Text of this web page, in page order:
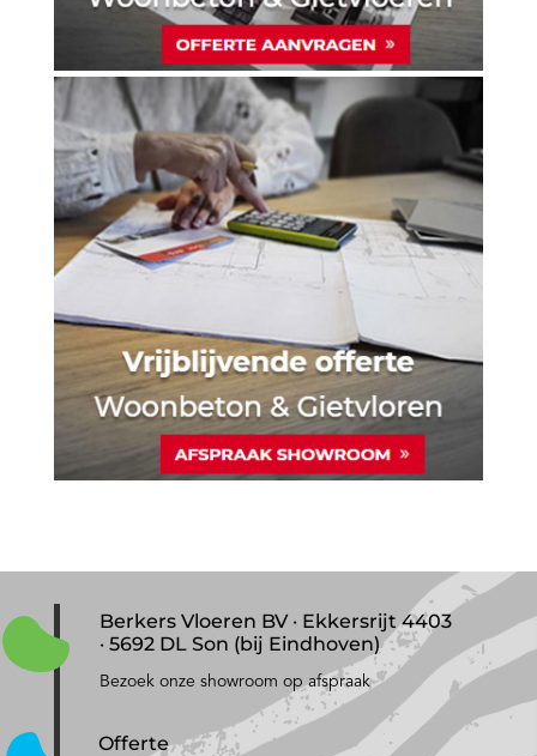
Berkers Vloeren BV · Ekkersrijt 4403
· 5692 DL Son (bij Eindhoven)
Bezoek onze showroom op afspraak
Offerte